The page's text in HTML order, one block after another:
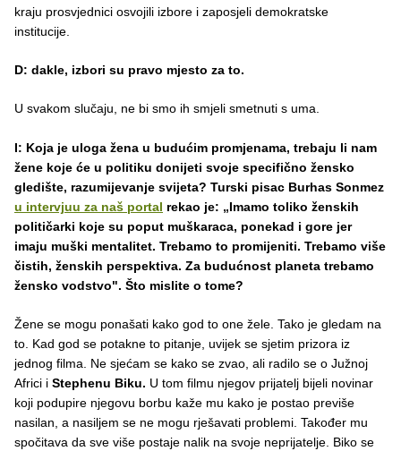
kraju prosvjednici osvojili izbore i zaposjeli demokratske
institucije.
D: dakle, izbori su pravo mjesto za to.
U svakom slučaju, ne bi smo ih smjeli smetnuti s uma.
I: Koja je uloga žena u budućim promjenama, trebaju li nam
žene koje će u politiku donijeti svoje specifično žensko
gledište, razumijevanje svijeta? Turski pisac Burhas Sonmez
u intervjuu za naš portal rekao je: „Imamo toliko ženskih
političarki koje su poput muškaraca, ponekad i gore jer
imaju muški mentalitet. Trebamo to promijeniti. Trebamo više
čistih, ženskih perspektiva. Za budućnost planeta trebamo
žensko vodstvo". Što mislite o tome?
Žene se mogu ponašati kako god to one žele. Tako je gledam na
to. Kad god se potakne to pitanje, uvijek se sjetim prizora iz
jednog filma. Ne sjećam se kako se zvao, ali radilo se o Južnoj
Africi i Stephenu Biku. U tom filmu njegov prijatelj bijeli novinar
koji podupire njegovu borbu kaže mu kako je postao previše
nasilan, a nasiljem se ne mogu rješavati problemi. Također mu
spočitava da sve više postaje nalik na svoje neprijatelje. Biko se